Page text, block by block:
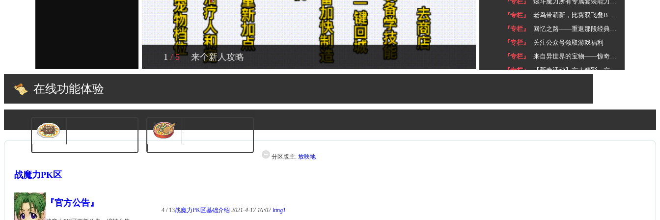
1 / 5 来个新人攻略
『专栏』
老鸟带萌新，比翼双飞叠Buff！
『专栏』
回忆之路——重返那段经典岁月
『专栏』
关注公众号领取游戏福利
『专栏』
来自异世界的宝物——惊奇箱重现江湖
『专栏』 【新春活动】六大精彩，六六大顺，助你前兔
在线功能体验
免费皮肤在线兑换
分区版主: 放映地
战魔力PK区
『官方公告』
4 / 13战魔力PK区基础介绍 2021-4-17 16:07lting1